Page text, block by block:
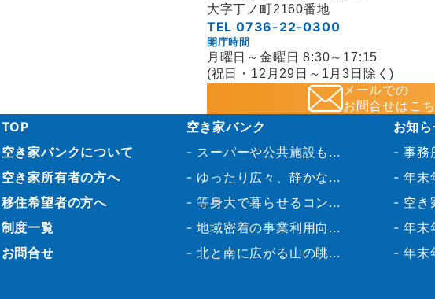
大字丁ノ町2160番地
TEL 0736-22-0300
開庁時間
月曜日～金曜日 8:30～17:15
(祝日・12月29日～1月3日除く)
メールでの
お問合せはこ
TOP
空き家バンクについて
空き家所有者の方へ
移住希望者の方へ
制度一覧
お問合せ
空き家バンク
スーパーや公共施設も...
ゆったり広々、静かな...
等身大で暮らせるコン...
地域密着の事業利用向...
北と南に広がる山の眺...
お知
事務
年末
空き
年末
年末